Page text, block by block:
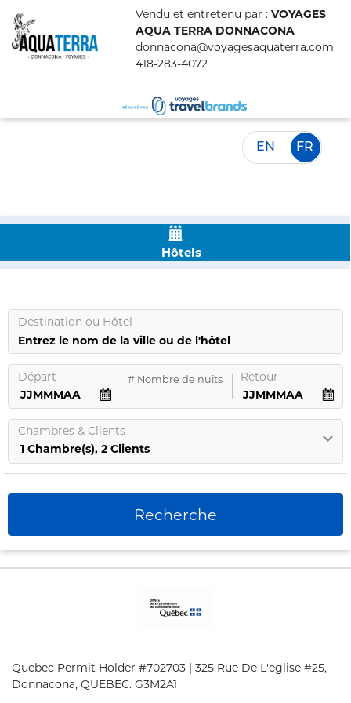
Vendu et entretenu par : VOYAGES
AQUA TERRA DONNACONA
donnacona@voyagesaquaterra.com
418-283-4072
EN FR
Hôtels
Destination ou Hôtel
Entrez le nom de la ville ou de l'hôtel
Départ # Nombre de nuits Retour
Chambres& Clients
1 Chambre(s), 2 Clients
Recherche
Quebec Permit Holder #702703 | 325 Rue De L'eglise #25,
Donnacona, QUEBEC. G3M2A1